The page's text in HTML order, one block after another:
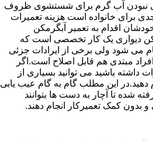
نبودن آب گرم برای شستشوی ظروف
برای خانواده است هزینه تعمیرات
اقدام به تعمیر آبگرمکن
دیواری یک کار تخصصی است که
می شود ولی برخی از ایرادات جزئی
مبتدی هم قابل اصلاح است.اگر
داشته باشید می توانید بسیاری از
دهید.در این مطلب گام به گام عیب یابی
شده تا آچار به دست ها بتوانند
و بدون کمک تعمیرکار انجام دهند.